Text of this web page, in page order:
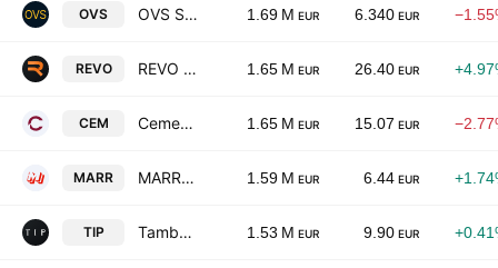
OVS OVS S.p.A. 1.69 M EUR 6.340 EUR
REVO REVO Insurance S.p.A. 1.65 M EUR 26.40 EUR
CEM Cementir Holding N.V. 1.65 M EUR 15.07 EUR
MARR MARR SpA 1.59 M EUR 6.44 EUR
TIP Tamburi Investment Partners S.p.A. 1.53 M EUR 9.90 EUR